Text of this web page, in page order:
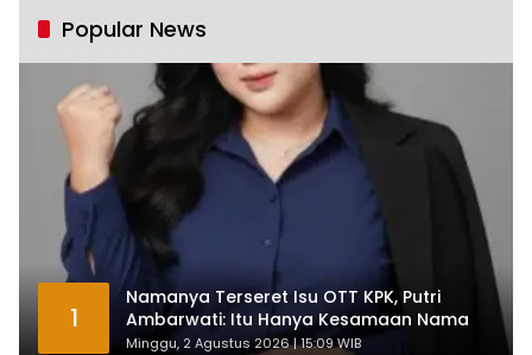
Popular News
1
Namanya Terseret Isu OTT KPK, Putri
Ambarwati: Itu Hanya Kesamaan Nama
Minggu, 2 Agustus 2026 | 15:09 WIB